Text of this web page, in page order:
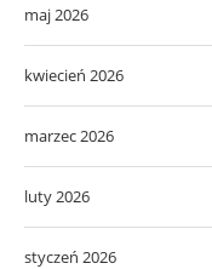
maj 2026
kwiecień 2026
marzec 2026
luty 2026
styczeń 2026